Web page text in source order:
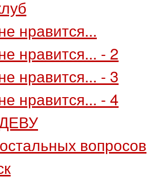
нравится...
нравится... - 2
нравится... - 3
нравится... - 4
вопросов